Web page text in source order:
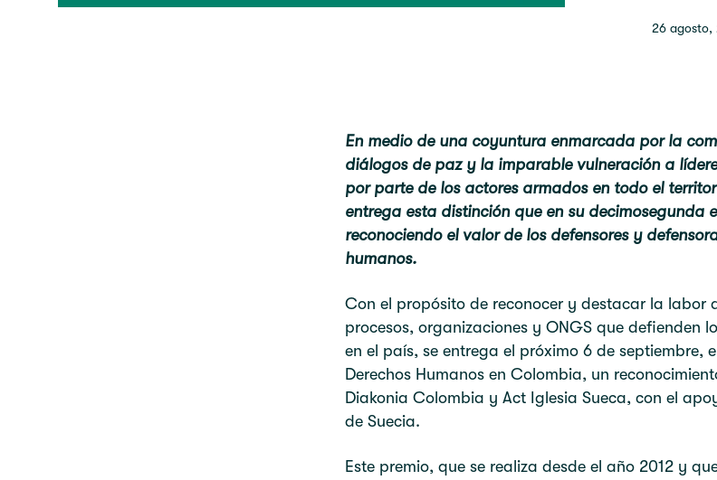
26 agosto,
En medio de una coyuntura enmarcada por la
diálogos de paz y la imparable vulneración a
por parte de los actores armados en todo el
entrega esta distinción que en su decimosegunda
reconociendo el valor de los defensores y
humanos.
Con el propósito de reconocer y destacar la labor
procesos, organizaciones y ONGS que defienden
en el país, se entrega el próximo 6 de septiembre,
Derechos Humanos en Colombia, un
Diakonia Colombia y Act Iglesia Sueca, con el
de Suecia.
Este premio, que se realiza desde el año 2012 y